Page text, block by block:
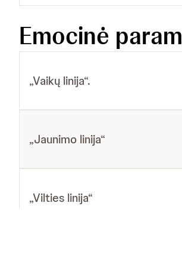
Emocinė
„Vaikų linija“.
„Jaunimo linija“
„Vilties linija“